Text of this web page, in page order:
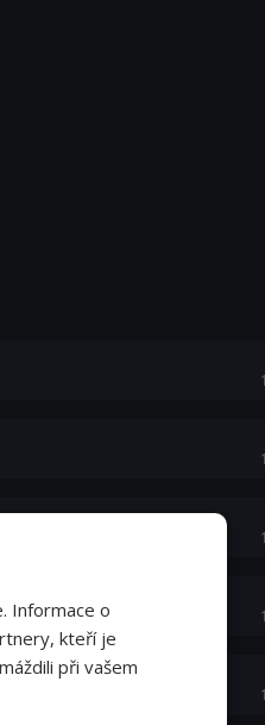
Informace o
kteří je
při vašem